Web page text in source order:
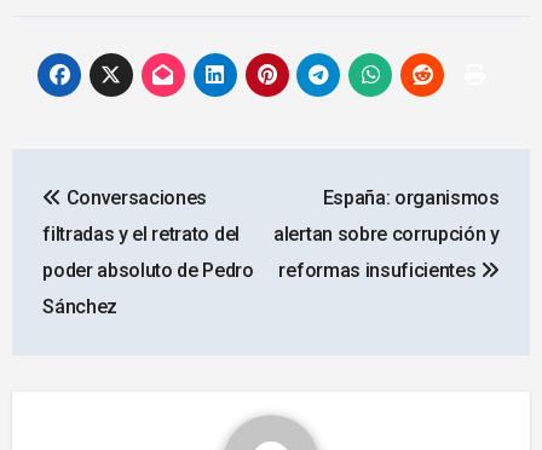
de
entradas
Conversaciones
filtradas y el retrato del
poder absoluto de Pedro
Sánchez
España: organismos
alertan sobre corrupción y
reformas insuficientes